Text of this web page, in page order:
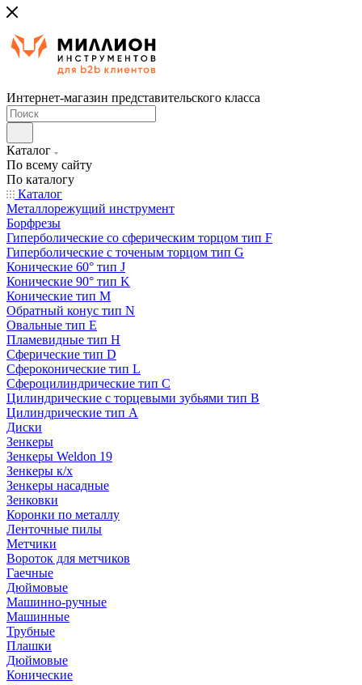
Интернет-магазин представительского класса
Каталог
По всему сайту
По каталогу
Каталог
Металлорежущий инструмент
Борфрезы
Гиперболические cо сферическим торцом тип F
Гиперболические с точеным торцом тип G
Конические 60° тип J
Конические 90° тип K
Конические тип M
Обратный конус тип N
Овальные тип E
Пламевидные тип H
Сферические тип D
Сфероконические тип L
Сфероцилиндрические тип C
Цилиндрические с торцевыми зубьями тип B
Цилиндрические тип А
Диски
Зенкеры
Зенкеры Weldon 19
Зенкеры к/х
Зенкеры насадные
Зенковки
Коронки по металлу
Ленточные пилы
Метчики
Вороток для метчиков
Гаечные
Дюймовые
Машинно-ручные
Машинные
Трубные
Плашки
Дюймовые
Конические